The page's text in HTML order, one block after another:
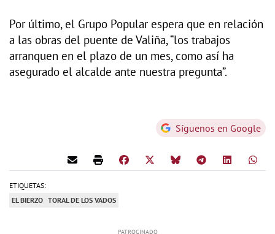
Por último, el Grupo Popular espera que en relación
a las obras del puente de Valiña, “los trabajos
arranquen en el plazo de un mes, como así ha
asegurado el alcalde ante nuestra pregunta”.
Síguenos en Google
ETIQUETAS:
EL BIERZO TORAL DE LOS VADOS